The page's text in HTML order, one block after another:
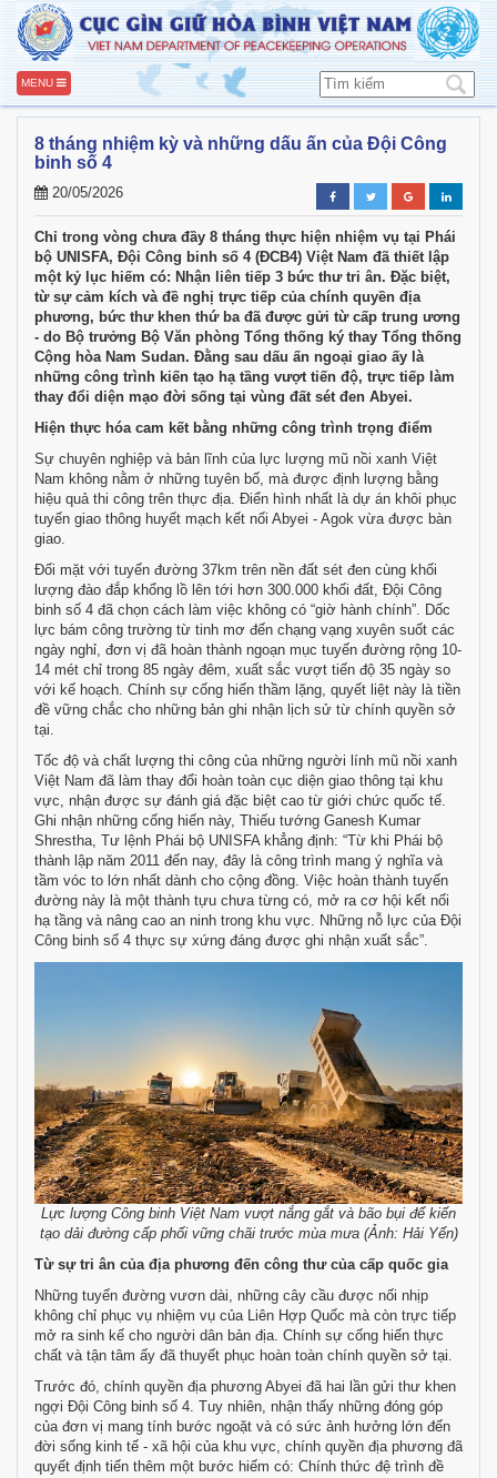
MENU
8 tháng nhiệm kỳ và những dấu ấn của Đội Công
binh số 4
20/05/2026
Chỉ trong vòng chưa đầy 8 tháng thực hiện nhiệm vụ tại Phái
bộ UNISFA, Đội Công binh số 4 (ĐCB4) Việt Nam đã thiết lập
một kỷ lục hiếm có: Nhận liên tiếp 3 bức thư tri ân. Đặc biệt,
từ sự cảm kích và đề nghị trực tiếp của chính quyền địa
phương, bức thư khen thứ ba đã được gửi từ cấp trung ương
- do Bộ trưởng Bộ Văn phòng Tổng thống ký thay Tổng thống
Cộng hòa Nam Sudan. Đằng sau dấu ấn ngoại giao ấy là
những công trình kiến tạo hạ tầng vượt tiến độ, trực tiếp làm
thay đổi diện mạo đời sống tại vùng đất sét đen Abyei.
Hiện thực hóa cam kết bằng những công trình trọng điểm
Sự chuyên nghiệp và bản lĩnh của lực lượng mũ nồi xanh Việt
Nam không nằm ở những tuyên bố, mà được định lượng bằng
hiệu quả thi công trên thực địa. Điển hình nhất là dự án khôi phục
tuyến giao thông huyết mạch kết nối Abyei - Agok vừa được bàn
giao.
Đối mặt với tuyến đường 37km trên nền đất sét đen cùng khối
lượng đào đắp khổng lồ lên tới hơn 300.000 khối đất, Đội Công
binh số 4 đã chọn cách làm việc không có “giờ hành chính”. Dốc
lực bám công trường từ tinh mơ đến chạng vạng xuyên suốt các
ngày nghỉ, đơn vị đã hoàn thành ngoạn mục tuyến đường rộng 10-
14 mét chỉ trong 85 ngày đêm, xuất sắc vượt tiến độ 35 ngày so
với kế hoạch. Chính sự cống hiến thầm lặng, quyết liệt này là tiền
đề vững chắc cho những bản ghi nhận lịch sử từ chính quyền sở
tại.
Tốc độ và chất lượng thi công của những người lính mũ nồi xanh
Việt Nam đã làm thay đổi hoàn toàn cục diện giao thông tại khu
vực, nhận được sự đánh giá đặc biệt cao từ giới chức quốc tế.
Ghi nhận những cống hiến này, Thiếu tướng Ganesh Kumar
Shrestha, Tư lệnh Phái bộ UNISFA khẳng định: “Từ khi Phái bộ
thành lập năm 2011 đến nay, đây là công trình mang ý nghĩa và
tầm vóc to lớn nhất dành cho cộng đồng. Việc hoàn thành tuyến
đường này là một thành tựu chưa từng có, mở ra cơ hội kết nối
hạ tầng và nâng cao an ninh trong khu vực. Những nỗ lực của Đội
Công binh số 4 thực sự xứng đáng được ghi nhận xuất sắc”.
Lực lượng Công binh Việt Nam vượt nắng gắt và bão bụi để kiến
tạo dải đường cấp phối vững chãi trước mùa mưa (Ảnh: Hải Yến)
Từ sự tri ân của địa phương đến công thư của cấp quốc gia
Những tuyến đường vươn dài, những cây cầu được nối nhịp
không chỉ phục vụ nhiệm vụ của Liên Hợp Quốc mà còn trực tiếp
mở ra sinh kế cho người dân bản địa. Chính sự cống hiến thực
chất và tận tâm ấy đã thuyết phục hoàn toàn chính quyền sở tại.
Trước đó, chính quyền địa phương Abyei đã hai lần gửi thư khen
ngợi Đội Công binh số 4. Tuy nhiên, nhận thấy những đóng góp
của đơn vị mang tính bước ngoặt và có sức ảnh hưởng lớn đến
đời sống kinh tế - xã hội của khu vực, chính quyền địa phương đã
quyết định tiến thêm một bước hiếm có: Chính thức đệ trình đề